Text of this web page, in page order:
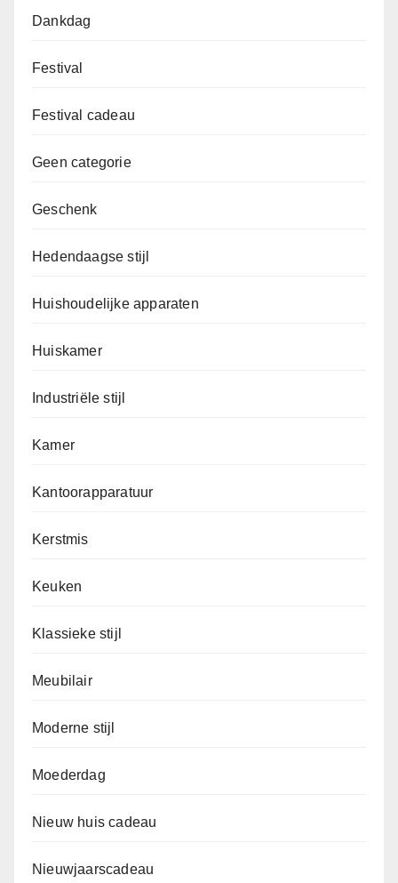
Dankdag
Festival
Festival cadeau
Geen categorie
Geschenk
Hedendaagse stijl
Huishoudelijke apparaten
Huiskamer
Industriële stijl
Kamer
Kantoorapparatuur
Kerstmis
Keuken
Klassieke stijl
Meubilair
Moderne stijl
Moederdag
Nieuw huis cadeau
Nieuwjaarscadeau